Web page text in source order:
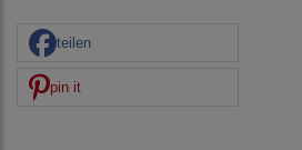
teilen
pin it